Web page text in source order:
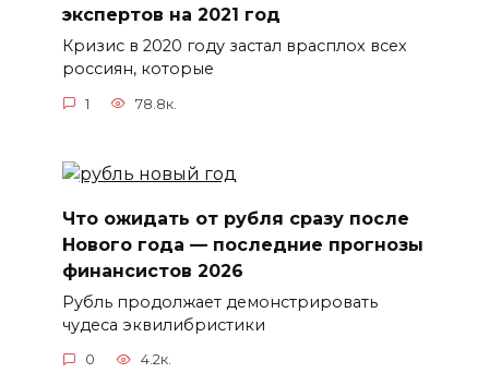
экспертов на 2021 год
Кризис в 2020 году застал врасплох всех
россиян, которые
1 78.8к.
Что ожидать от рубля сразу после
Нового года — последние прогнозы
финансистов 2026
Рубль продолжает демонстрировать
чудеса эквилибристики
0 4.2к.